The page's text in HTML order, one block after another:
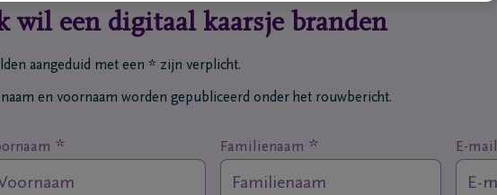
wil een digitaal kaarsje branden
aangeduid met een * zijn verplicht.
naam en voornaam worden gepubliceerd onder het rouwbericht.
* Familienaam * E-mail